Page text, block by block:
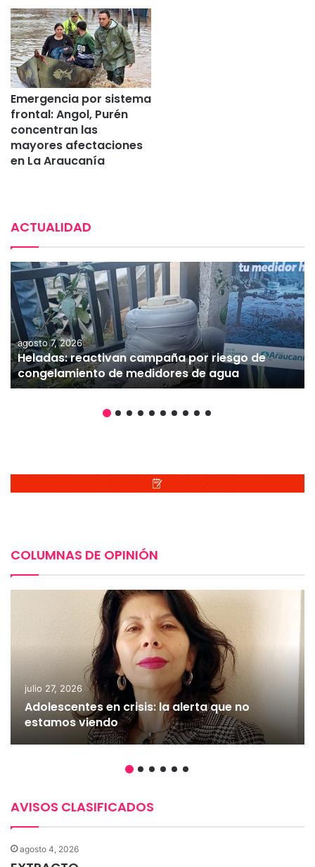
Emergencia por sistema
frontal: Angol, Purén
concentran las
mayores afectaciones
en La Araucanía
ACTUALIDAD
agosto 7, 2026
Heladas: reactivan campaña por riesgo de
congelamiento de medidores de agua
COLUMNAS DE OPINIÓN
julio 27, 2026
Adolescentes en crisis: la alerta que no
estamos viendo
AVISOS CLASIFICADOS
agosto 4, 2026